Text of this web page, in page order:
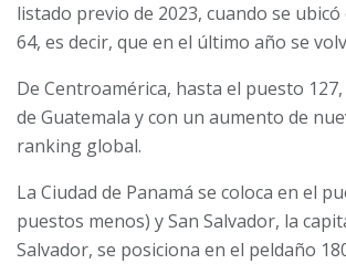
listado previo de 2023, cuando se
64, es decir, que en el último año se
De Centroamérica, hasta el puesto 127,
de Guatemala y con un aumento de
ranking global.
La Ciudad de Panamá se coloca en el
puestos menos) y San Salvador, la
Salvador, se posiciona en el peldaño